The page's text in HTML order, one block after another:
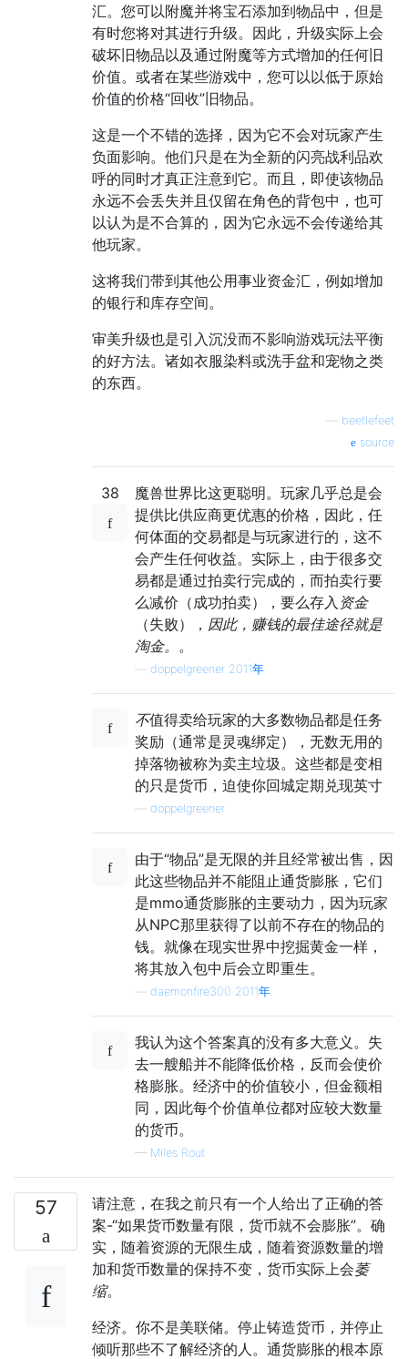
汇。您可以附魔并将宝石添加到物品中，但是
有时您将对其进行升级。因此，升级实际上会
破坏旧物品以及通过附魔等方式增加的任何旧
价值。或者在某些游戏中，您可以以低于原始
价值的价格“回收”旧物品。
这是一个不错的选择，因为它不会对玩家产生
负面影响。他们只是在为全新的闪亮战利品欢
呼的同时才真正注意到它。而且，即使该物品
永远不会丢失并且仅留在角色的背包中，也可
以认为是不合算的，因为它永远不会传递给其
他玩家。
这将我们带到其他公用事业资金汇，例如增加
的银行和库存空间。
审美升级也是引入沉没而不影响游戏玩法平衡
的好方法。诸如衣服染料或洗手盆和宠物之类
的东西。
beetlefeet
source
38
魔兽世界比这更聪明。玩家几乎总是会
提供比供应商更优惠的价格，因此，任
何体面的交易都是与玩家进行的，这不
会产生任何收益。实际上，由于很多交
易都是通过拍卖行完成的，而拍卖行要
么减价（成功拍卖），要么存入 资金
（失败）， 因此，赚钱的最佳途径就是
淘金。 。
doppelgreener 2011年
不值得卖给玩家的大多数物品都是任务
奖励（通常是灵魂绑定），无数无用的
掉落物被称为卖主垃圾。这些都是变相
的只是货币，迫使你回城定期兑现英寸
doppelgreener
由于“物品”是无限的并且经常被出售，因
此这些物品并不能阻止通货膨胀，它们
是mmo通货膨胀的主要动力，因为玩家
从NPC那里获得了以前不存在的物品的
钱。就像在现实世界中挖掘黄金一样，
将其放入包中后会立即重生。
daemonfire300 2011年
我认为这个答案真的没有多大意义。失
去一艘船并不能降低价格，反而会使价
格膨胀。经济中的价值较小，但金额相
同，因此每个价值单位都对应较大数量
的货币。
— Miles Rout
57
请注意，在我之前只有一个人给出了正确的答
案-“如果货币数量有限，货币就不会膨胀”。确
实，随着资源的无限生成，随着资源数量的增
加和货币数量的保持不变，货币实际上会萎
缩。
经济。你不是美联储。停止铸造货币，并停止
倾听那些不了解经济的人。通货膨胀的根本原